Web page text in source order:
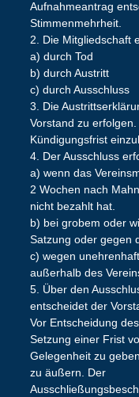
Aufnahmeantrag
Stimmenmehrheit.
2. Die Mitgliedschaft
a) durch Tod
b) durch Austritt
c) durch Ausschluss
3. Die
Vorstand zu
Kündigungsfrist
4. Der Ausschluss
a) wenn das
2 Wochen nach
nicht bezahlt hat.
b) bei grobem oder
Satzung oder gegen
c) wegen
außerhalb des
5. Über den
entscheidet der
Vor Entscheidung
Setzung einer Frist
Gelegenheit zu
zu äußern. Der